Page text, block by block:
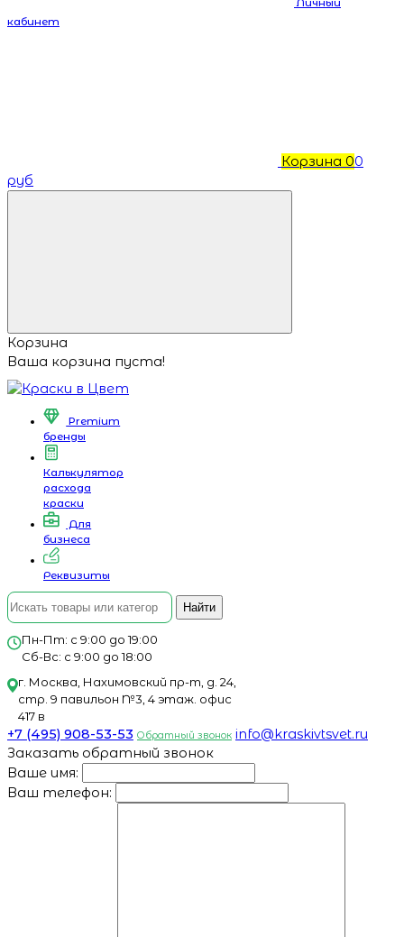
кабинет
Корзина 00
руб
Корзина
Ваша корзина пуста!
Premium
бренды
Калькулятор
расхода
краски
Для
бизнеса
Реквизиты
Найти
Пн-Пт: с 9:00 до 19:00
Сб-Вс: с 9:00 до 18:00
г. Москва, Нахимовский пр-т, д. 24,
стр. 9 павильон №3, 4 этаж. офис
417 в
+7 (495) 908-53-53 Обратный звонок info@kraskivtsvet.ru
Заказать обратный звонок
Ваше имя:
Ваш телефон: